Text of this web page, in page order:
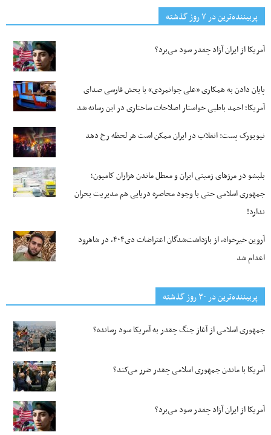
پربیننده‌ترین‌ در ۷ روز گذشته
آمریکا از ایران آزاد چقدر سود می‌برد؟
پایان دادن به همکاری «علی جوانمردی» با بخش فارسی صدای
آمریکا؛ احمد باطبی خواستار اصلاحات ساختاری در این رسانه شد
نیویورک پست: انقلاب در ایران ممکن است هر لحظه رخ دهد
بلبشو در مرزهای زمینی ایران و معطل ماندن هزاران کامیون؛
جمهوری اسلامی حتی با وجود محاصره دریایی هم مدیریت بحران
ندارد!
آروین خیرخواه، از بازداشت‌شدگان اعتراضات دی۴۰۴، در شاهرود
اعدام شد
پربیننده‌ترین‌ در ۳۰ روز گذشته
جمهوری اسلامی از آغاز جنگ چقدر به آمریکا سود رسانده؟
آمریکا با ماندن جمهوری اسلامی چقدر ضرر می‌کند؟
آمریکا از ایران آزاد چقدر سود می‌برد؟